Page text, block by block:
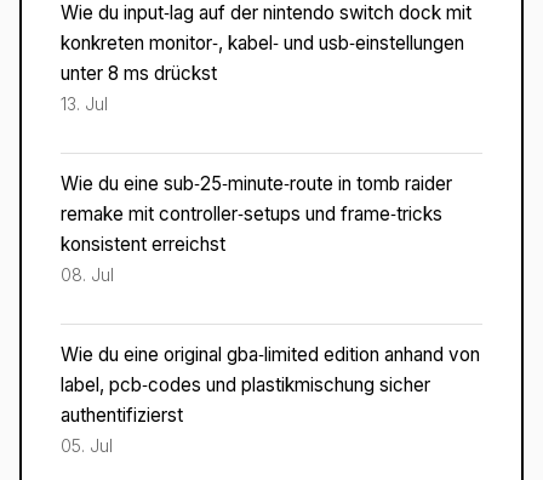
Wie du input‑lag auf der nintendo switch dock mit
konkreten monitor‑, kabel‑ und usb‑einstellungen
unter 8 ms drückst
13. Jul
Wie du eine sub‑25‑minute‑route in tomb raider
remake mit controller‑setups und frame‑tricks
konsistent erreichst
08. Jul
Wie du eine original gba‑limited edition anhand von
label, pcb‑codes und plastikmischung sicher
authentifizierst
05. Jul